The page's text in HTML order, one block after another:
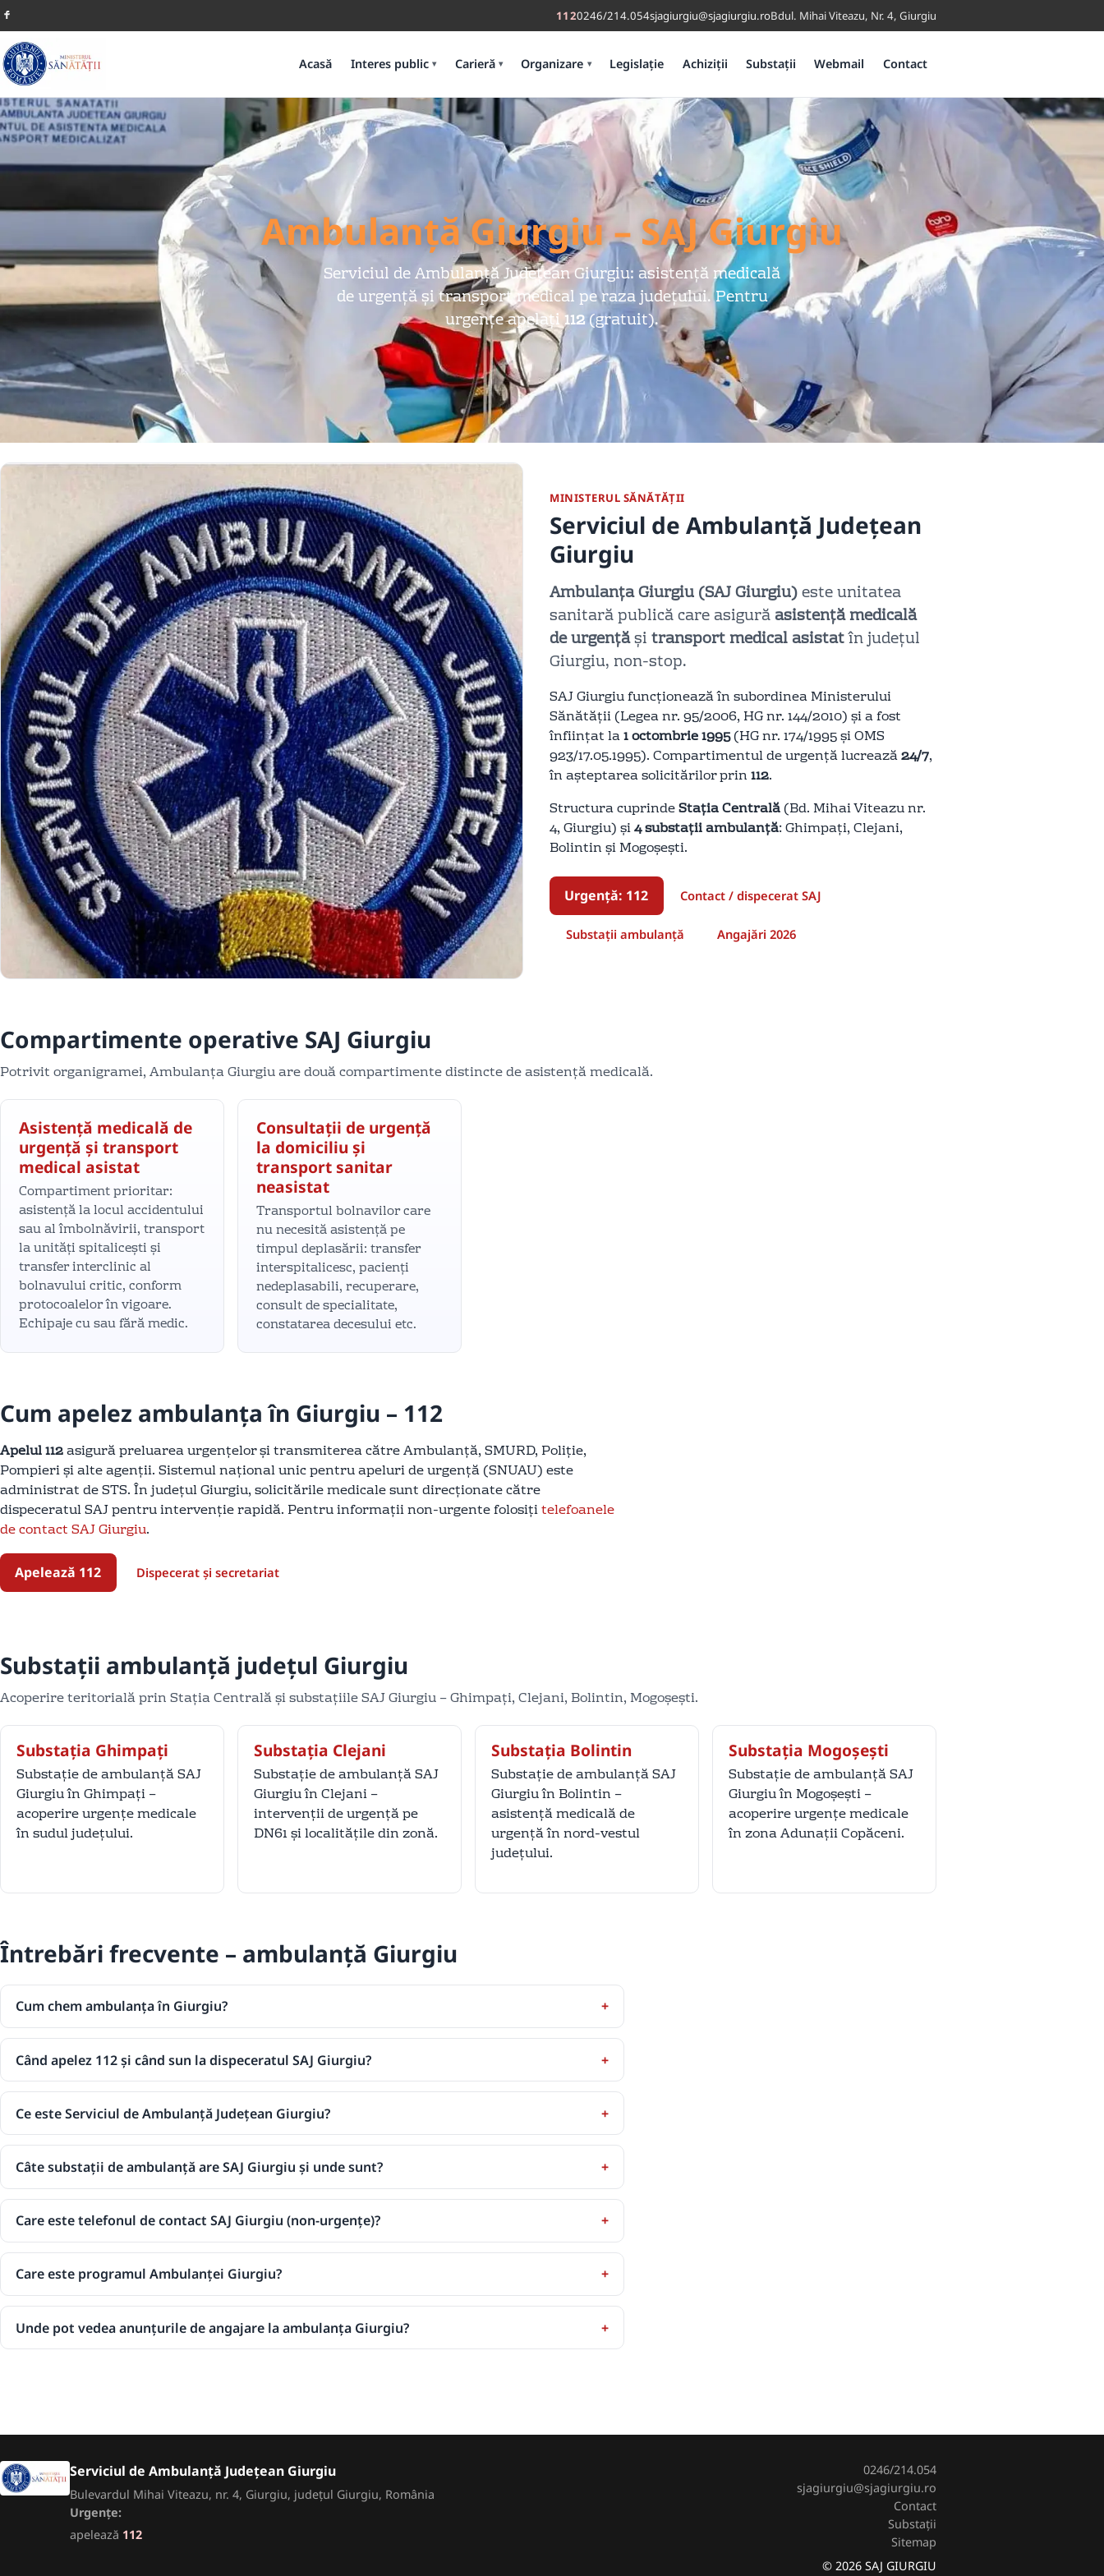
1120246/214.054sjagiurgiu@sjagiurgiu.roBdul. Mihai Viteazu, Nr. 4, Giurgiu
Acasă Interes public ▾ Carieră ▾ Organizare ▾ Legislație Achiziții Substații Webmail Contact
Ambulanță Giurgiu – SAJ Giurgiu
Serviciul de Ambulanță Județean Giurgiu: asistență medicală
de urgență și transport medical pe raza județului. Pentru
urgențe apelați112(gratuit).
MINISTERUL SĂNĂTĂȚII
Serviciul de Ambulanță Județean
Giurgiu
Ambulanța Giurgiu (SAJ Giurgiu)este unitatea
sanitară publică care asigurăasistență medicală
de urgențășitransport medical asistatîn județul
Giurgiu, non-stop.
SAJ Giurgiu funcționează în subordinea Ministerului
Sănătății (Legea nr. 95/2006, HG nr. 144/2010) și a fost
înființat la1 octombrie 1995(HG nr. 174/1995 și OMS
923/17.05.1995). Compartimentul de urgență lucrează24/7,
în așteptarea solicitărilor prin112.
Structura cuprindeStația Centrală(Bd. Mihai Viteazu nr.
4, Giurgiu) și4 substații ambulanță: Ghimpați, Clejani,
Bolintin și Mogoșești.
Urgență: 112 Contact / dispecerat SAJ
Substații ambulanță Angajări 2026
Compartimente operative SAJ Giurgiu
Potrivit organigramei, Ambulanța Giurgiu are două compartimente distincte de asistență medicală.
Asistență medicală de
urgență și transport
medical asistat
Compartiment prioritar:
asistență la locul accidentului
sau al îmbolnăvirii, transport
la unități spitalicești și
transfer interclinic al
bolnavului critic, conform
protocoalelor în vigoare.
Echipaje cu sau fără medic.
Consultații de urgență
la domiciliu și
transport sanitar
neasistat
Transportul bolnavilor care
nu necesită asistență pe
timpul deplasării: transfer
interspitalicesc, pacienți
nedeplasabili, recuperare,
consult de specialitate,
constatarea decesului etc.
Cum apelez ambulanța în Giurgiu – 112
Apelul 112asigură preluarea urgențelor și transmiterea către Ambulanță, SMURD, Poliție,
Pompieri și alte agenții. Sistemul național unic pentru apeluri de urgență (SNUAU) este
administrat de STS. În județul Giurgiu, solicitările medicale sunt direcționate către
dispeceratul SAJ pentru intervenție rapidă. Pentru informații non-urgente folosițitelefoanele
de contact SAJ Giurgiu.
Apelează 112 Dispecerat și secretariat
Substații ambulanță județul Giurgiu
Acoperire teritorială prin Stația Centrală și substațiile SAJ Giurgiu – Ghimpați, Clejani, Bolintin, Mogoșești.
Substația Ghimpați
Substație de ambulanță SAJ
Giurgiu în Ghimpați –
acoperire urgențe medicale
în sudul județului.
Substația Clejani
Substație de ambulanță SAJ
Giurgiu în Clejani –
intervenții de urgență pe
DN61 și localitățile din zonă.
Substația Bolintin
Substație de ambulanță SAJ
Giurgiu în Bolintin –
asistență medicală de
urgență în nord-vestul
județului.
Substația Mogoșești
Substație de ambulanță SAJ
Giurgiu în Mogoșești –
acoperire urgențe medicale
în zona Adunații Copăceni.
Întrebări frecvente – ambulanță Giurgiu
Cum chem ambulanța în Giurgiu?
Când apelez 112 și când sun la dispeceratul SAJ Giurgiu?
Ce este Serviciul de Ambulanță Județean Giurgiu?
Câte substații de ambulanță are SAJ Giurgiu și unde sunt?
Care este telefonul de contact SAJ Giurgiu (non-urgențe)?
Care este programul Ambulanței Giurgiu?
Unde pot vedea anunțurile de angajare la ambulanța Giurgiu?
Serviciul de Ambulanță Județean Giurgiu
Bulevardul Mihai Viteazu, nr. 4, Giurgiu, județul Giurgiu, România
Urgențe:
apelează 112
0246/214.054
sjagiurgiu@sjagiurgiu.ro
Contact
Substații
Sitemap
© 2026 SAJ GIURGIU